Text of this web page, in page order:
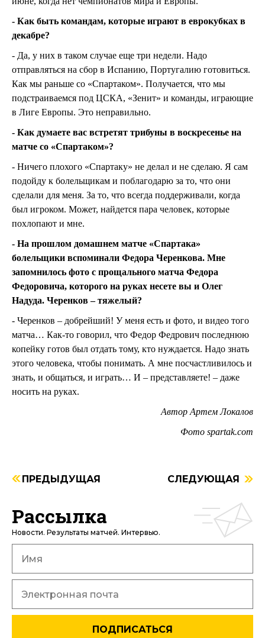
- Как быть командам, которые играют в еврокубках в
декабре?
- Да, у них в таком случае еще три недели. Надо
отправляться на сбор в Испанию, Португалию готовиться.
Как мы раньше со «Спартаком». Получается, что мы
подстраиваемся под ЦСКА, «Зенит» и команды, играющие
в Лиге Европы. Это неправильно.
- Как думаете вас встретят трибуны в воскресенье на
матче со «Спартаком»?
- Ничего плохого «Спартаку» не делал и не сделаю. Я сам
подойду к болельщикам и поблагодарю за то, что они
сделали для меня. За то, что всегда поддерживали, когда
был игроком. Может, найдется пара человек, которые
похлопают и мне.
- На прошлом домашнем матче «Спартака»
болельщики вспоминали Федора Черенкова. Мне
запомнилось фото с прощального матча Федора
Федоровича, которого на руках несете вы и Олег
Надуда. Черенков – тяжелый?
- Черенков – добрейший! У меня есть и фото, и видео того
матча… Как-то говорил, что Федор Федрович последнюю
копейку готов был отдать тому, кто нуждается. Надо знать
этого человека, чтобы понимать. А мне посчастливилось и
знать, и общаться, и играть… И – представляете! – даже
носить на руках.
Автор Артем Локалов
Фото spartak.com
ПРЕДЫДУЩАЯ СЛЕДУЮЩАЯ
Рассылка
Новости. Результаты матчей. Интервью.
ПОДПИСАТЬСЯ